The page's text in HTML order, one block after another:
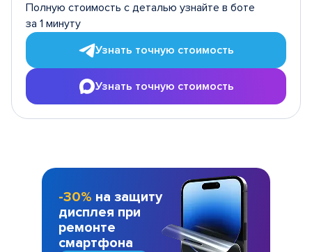
Полную стоимость с деталью узнайте в боте
за 1 минуту
Узнать точную стоимость
Узнать точную стоимость
-30% на защиту
дисплея при
ремонте
смартфона